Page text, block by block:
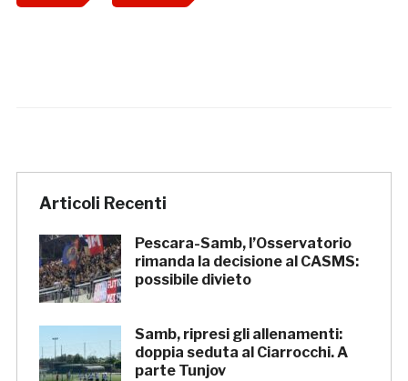
Articoli Recenti
Pescara-Samb, l’Osservatorio
rimanda la decisione al CASMS:
possibile divieto
Samb, ripresi gli allenamenti:
doppia seduta al Ciarrocchi. A
parte Tunjov